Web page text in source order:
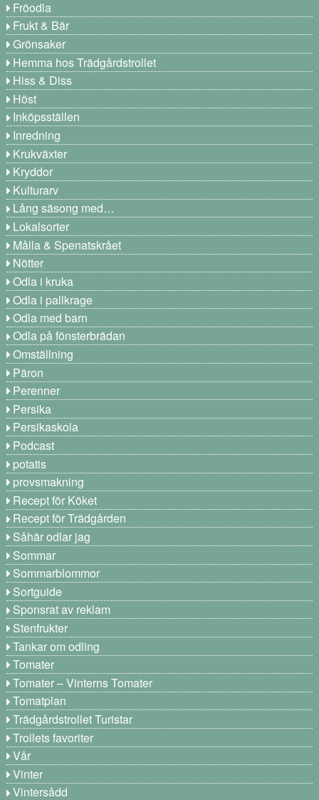
Fröodla
Frukt & Bär
Grönsaker
Hemma hos Trädgårdstrollet
Hiss & Diss
Höst
Inköpsställen
Inredning
Krukväxter
Kryddor
Kulturarv
Lång säsong med…
Lokalsorter
Målla & Spenatskrået
Nötter
Odla i kruka
Odla i pallkrage
Odla med barn
Odla på fönsterbrädan
Omställning
Päron
Perenner
Persika
Persikaskola
Podcast
potatis
provsmakning
Recept för Köket
Recept för Trädgården
Såhär odlar jag
Sommar
Sommarblommor
Sortguide
Sponsrat av reklam
Stenfrukter
Tankar om odling
Tomater
Tomater – Vinterns Tomater
Tomatplan
Trädgårdstrollet Turistar
Trollets favoriter
Vår
Vinter
Vintersådd